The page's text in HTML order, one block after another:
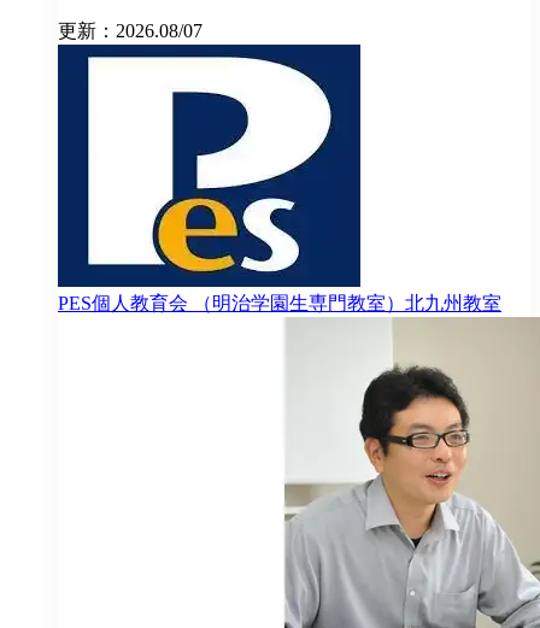
更新：2026.08/07
PES個人教育会 （明治学園生専門教室）北九州教室